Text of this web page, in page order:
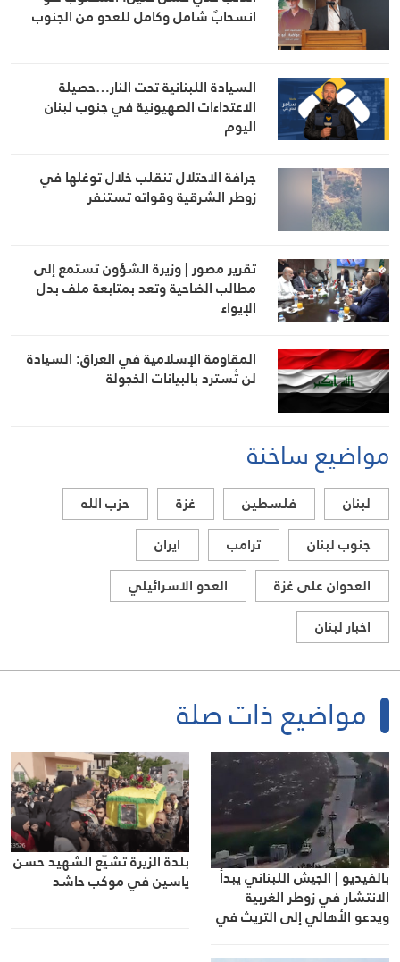
انسحابٌ شامل وكامل للعدو من الجنوب
السيادة اللبنانية تحت النار…حصيلة
الاعتداءات الصهيونية في جنوب لبنان
اليوم
جرافة الاحتلال تنقلب خلال توغلها في
زوطر الشرقية وقواته تستنفر
تقرير مصور | وزيرة الشؤون تستمع إلى
مطالب الضاحية وتعد بمتابعة ملف بدل
الإيواء
المقاومة الإسلامية في العراق: السيادة
لن تُسترد بالبيانات الخجولة
مواضيع ساخنة
لبنان فلسطين غزة
حزب الله
جنوب لبنان
ترامب
ايران
العدوان على غزة
العدو الاسرائيلي
اخبار لبنان
مواضيع ذات صلة
بالفيديو | الجيش اللبناني يبدأ
الانتشار في زوطر الغربية
ويدعو الأهالي إلى التريث في
بلدة الزيرة تشيّع الشهيد حسن
ياسين في موكب حاشد